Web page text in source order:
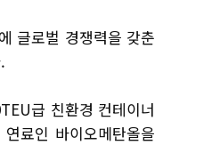
글로벌 경쟁력을 갖춘
급 친환경 컨테이너
료인 바이오메탄올을